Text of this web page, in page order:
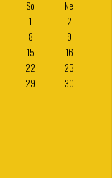
So
Ne
1
2
8
9
15
16
22
23
29
30